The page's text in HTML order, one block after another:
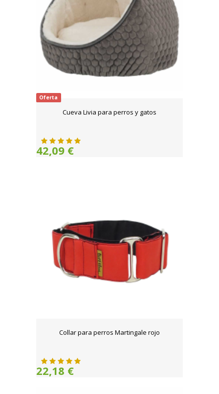
Oferta
Cueva Livia para perros y gatos
42,09 €
Collar para perros Martingale rojo
22,18 €